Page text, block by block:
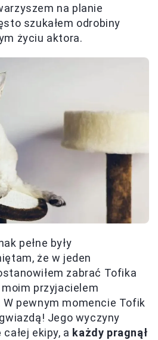
na planie
szukałem odrobiny
życiu aktora.
pełne były
że w jeden
zabrać Tofika
przyjacielem
pewnym momencie Tofik
Jego wyczyny
ekipy, a każdy pragnął